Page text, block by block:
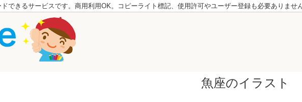
できるサービスです。商用利用OK。コピーライト標記、使用許可やユーザー登録も必要ありませ
魚座のイラスト